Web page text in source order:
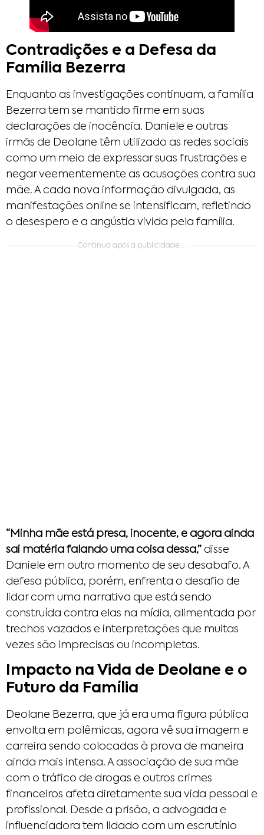
Contradições e a Defesa da
Família Bezerra
Enquanto as investigações continuam, a família
Bezerra tem se mantido firme em suas
declarações de inocência. Daniele e outras
irmãs de Deolane têm utilizado as redes sociais
como um meio de expressar suas frustrações e
negar veementemente as acusações contra sua
mãe. A cada nova informação divulgada, as
manifestações online se intensificam, refletindo
o desespero e a angústia vivida pela família.
Continua após a publicidade....
“Minha mãe está presa, inocente, e agora ainda
sai matéria falando uma coisa dessa,” disse
Daniele em outro momento de seu desabafo. A
defesa pública, porém, enfrenta o desafio de
lidar com uma narrativa que está sendo
construída contra elas na mídia, alimentada por
trechos vazados e interpretações que muitas
vezes são imprecisas ou incompletas.
Impacto na Vida de Deolane e o
Futuro da Família
Deolane Bezerra, que já era uma figura pública
envolta em polêmicas, agora vê sua imagem e
carreira sendo colocadas à prova de maneira
ainda mais intensa. A associação de sua mãe
com o tráfico de drogas e outros crimes
financeiros afeta diretamente sua vida pessoal e
profissional. Desde a prisão, a advogada e
influenciadora tem lidado com um escrutínio